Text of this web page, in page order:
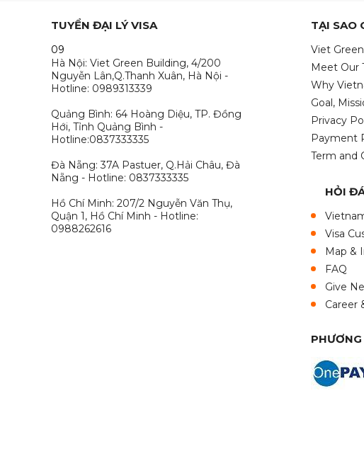
TUYỂN ĐẠI LÝ VISA
09
Hà Nội: Viet Green Building, 4/200
Nguyễn Lân,Q.Thanh Xuân, Hà Nội -
Hotline: 0989313339
Quảng Bình: 64 Hoàng Diệu, TP. Đồng
Hới, Tỉnh Quảng Bình -
Hotline:0837333335
Đà Nẵng: 37A Pastuer, Q.Hải Châu, Đà
Nẵng - Hotline: 0837333335
Hồ Chí Minh: 207/2 Nguyễn Văn Thụ,
Quận 1, Hồ Chí Minh - Hotline:
0988262616
TẠI SAO
Viet
Meet Our
Why
Goal,
Privacy
Payment
Term and
HỎI
Visa
Map &
FAQ
Give
Career